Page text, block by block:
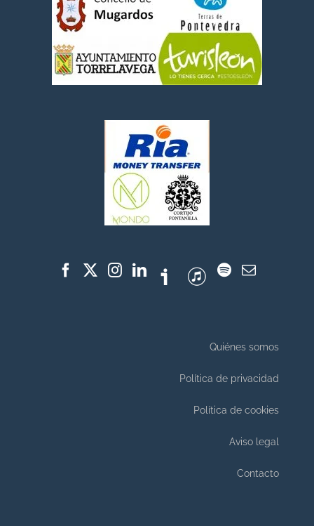
Quiénes somos
Política de privacidad
Política de cookies
Aviso legal
Contacto